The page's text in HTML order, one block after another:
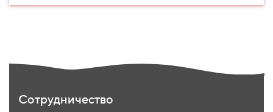
Сотрудничество